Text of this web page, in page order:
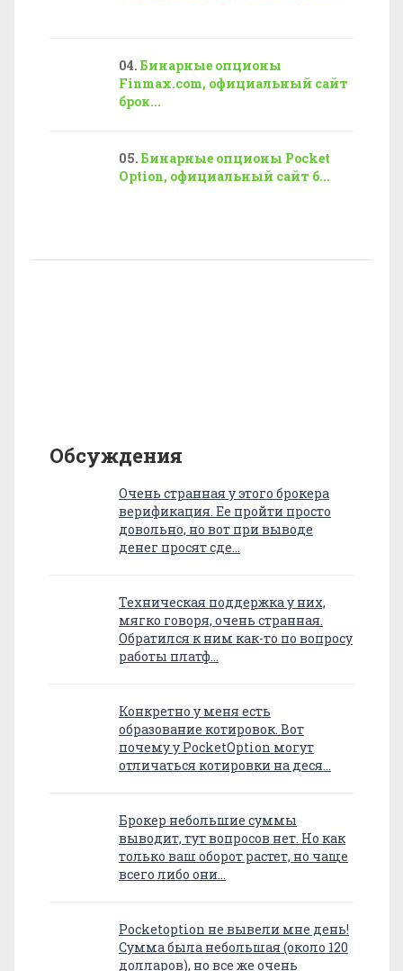
Бинарные опционы
Finmax.com, официальный сайт
брок...
Бинарные опционы Pocket
Option, официальный сайт б...
Обсуждения
Очень странная у этого брокера
верификация. Ее пройти просто
довольно, но вот при выводе
денег просят сде…
Техническая поддержка у них,
мягко говоря, очень странная.
Обратился к ним как-то по вопросу
работы платф…
Конкретно у меня есть
образование котировок. Вот
почему у PocketOption могут
отличаться котировки на деся…
Брокер небольшие суммы
выводит, тут вопросов нет. Но как
только ваш оборот растет, но чаще
всего либо они…
Pocketoption не вывели мне день!
Сумма была небольшая (около 120
долларов), но все же очень